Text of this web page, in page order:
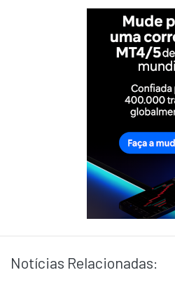
Notícias Relacionadas: